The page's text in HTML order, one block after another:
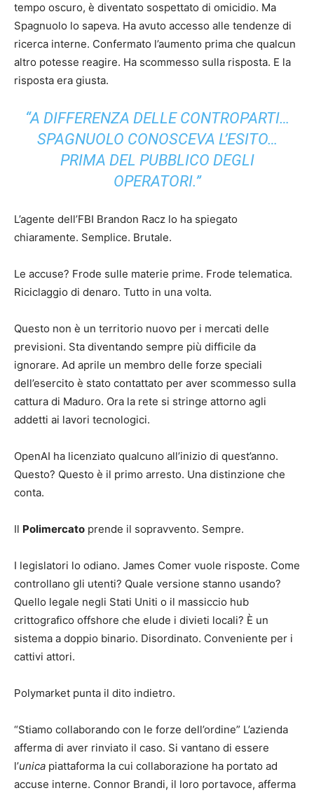
tempo oscuro, è diventato sospettato di omicidio. Ma
Spagnuolo lo sapeva. Ha avuto accesso alle tendenze di
ricerca interne. Confermato l’aumento prima che qualcun
altro potesse reagire. Ha scommesso sulla risposta. E la
risposta era giusta.
“A DIFFERENZA DELLE CONTROPARTI…
SPAGNUOLO CONOSCEVA L’ESITO…
PRIMA DEL PUBBLICO DEGLI
OPERATORI.”
L’agente dell’FBI Brandon Racz lo ha spiegato
chiaramente. Semplice. Brutale.
Le accuse? Frode sulle materie prime. Frode telematica.
Riciclaggio di denaro. Tutto in una volta.
Questo non è un territorio nuovo per i mercati delle
previsioni. Sta diventando sempre più difficile da
ignorare. Ad aprile un membro delle forze speciali
dell’esercito è stato contattato per aver scommesso sulla
cattura di Maduro. Ora la rete si stringe attorno agli
addetti ai lavori tecnologici.
OpenAI ha licenziato qualcuno all’inizio di quest’anno.
Questo? Questo è il primo arresto. Una distinzione che
conta.
Il Polimercato prende il sopravvento. Sempre.
I legislatori lo odiano. James Comer vuole risposte. Come
controllano gli utenti? Quale versione stanno usando?
Quello legale negli Stati Uniti o il massiccio hub
crittografico offshore che elude i divieti locali? È un
sistema a doppio binario. Disordinato. Conveniente per i
cattivi attori.
Polymarket punta il dito indietro.
“Stiamo collaborando con le forze dell’ordine” L’azienda
afferma di aver rinviato il caso. Si vantano di essere
l’unica piattaforma la cui collaborazione ha portato ad
accuse interne. Connor Brandi, il loro portavoce, afferma